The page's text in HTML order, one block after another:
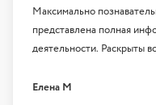
Максимально
представлена полная
деятельности. Раскрыты
практическим материалом.
Елена М